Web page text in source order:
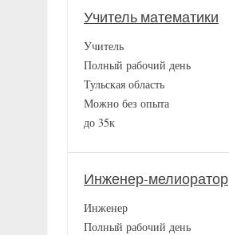
Учитель математики
Учитель
Полный рабочий день
Тульская область
Можно без опыта
до 35к
Инженер-мелиоратор
Инженер
Полный рабочий день